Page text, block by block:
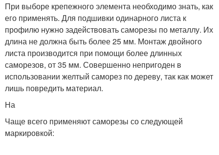
При выборе крепежного элемента необходимо знать, как
его применять. Для подшивки одинарного листа к
профилю нужно задействовать саморезы по металлу. Их
длина не должна быть более 25 мм. Монтаж двойного
листа производится при помощи более длинных
саморезов, от 35 мм. Совершенно непригоден в
использовании желтый саморез по дереву, так как может
лишь повредить материал.
На
Чаще всего применяют саморезы со следующей
маркировкой: